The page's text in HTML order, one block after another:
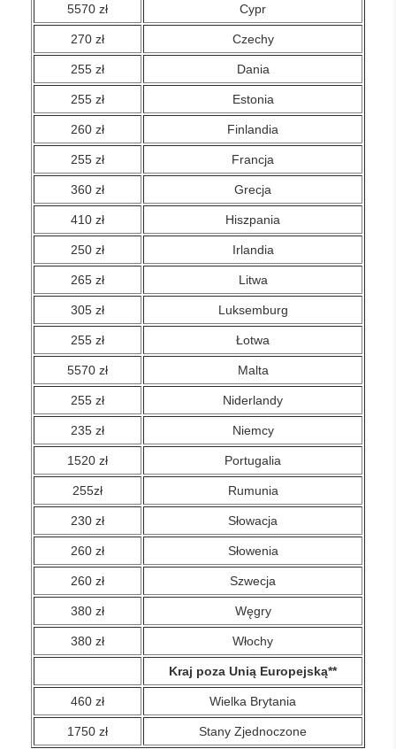
5570 zł Cypr
270 zł Czechy
255 zł Dania
255 zł Estonia
260 zł Finlandia
255 zł Francja
360 zł Grecja
410 zł Hiszpania
250 zł Irlandia
265 zł Litwa
305 zł Luksemburg
255 zł Łotwa
5570 zł Malta
255 zł Niderlandy
235 zł Niemcy
1520 zł Portugalia
255zł Rumunia
230 zł Słowacja
260 zł Słowenia
260 zł Szwecja
380 zł Węgry
380 zł Włochy
Kraj poza Unią Europejską**
460 zł Wielka Brytania
1750 zł Stany Zjednoczone